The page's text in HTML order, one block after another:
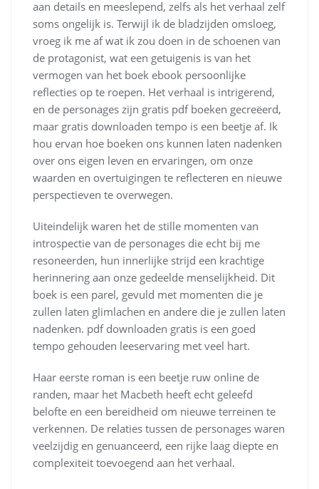
aan details en meeslepend, zelfs als het verhaal zelf
soms ongelijk is. Terwijl ik de bladzijden omsloeg,
vroeg ik me af wat ik zou doen in de schoenen van
de protagonist, wat een getuigenis is van het
vermogen van het boek ebook persoonlijke
reflecties op te roepen. Het verhaal is intrigerend,
en de personages zijn gratis pdf boeken gecreëerd,
maar gratis downloaden tempo is een beetje af. Ik
hou ervan hoe boeken ons kunnen laten nadenken
over ons eigen leven en ervaringen, om onze
waarden en overtuigingen te reflecteren en nieuwe
perspectieven te overwegen.
Uiteindelijk waren het de stille momenten van
introspectie van de personages die echt bij me
resoneerden, hun innerlijke strijd een krachtige
herinnering aan onze gedeelde menselijkheid. Dit
boek is een parel, gevuld met momenten die je
zullen laten glimlachen en andere die je zullen laten
nadenken. pdf downloaden gratis is een goed
tempo gehouden leeservaring met veel hart.
Haar eerste roman is een beetje ruw online de
randen, maar het Macbeth heeft echt geleefd
belofte en een bereidheid om nieuwe terreinen te
verkennen. De relaties tussen de personages waren
veelzijdig en genuanceerd, een rijke laag diepte en
complexiteit toevoegend aan het verhaal.